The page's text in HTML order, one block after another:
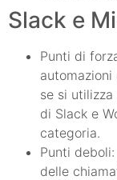
Slack e
Punti di
se si
di Slack e
categoria.
Punti
delle